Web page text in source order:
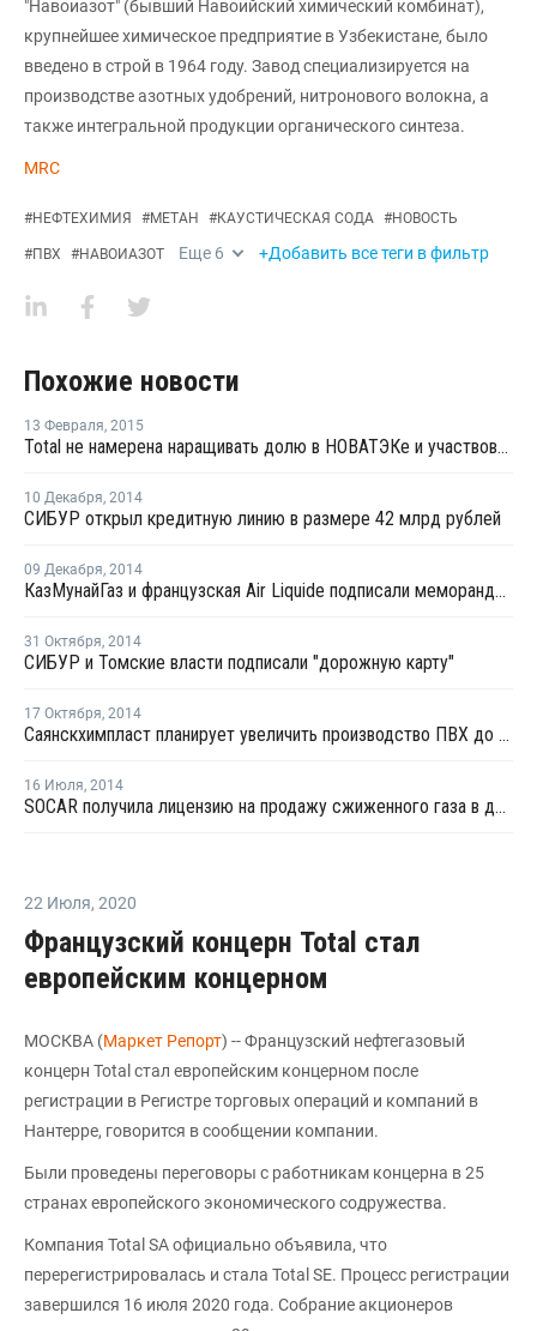
"Навоиазот" (бывший Навоийский химический комбинат),
крупнейшее химическое предприятие в Узбекистане, было
введено в строй в 1964 году. Завод специализируется на
производстве азотных удобрений, нитронового волокна, а
также интегральной продукции органического синтеза.
MRC
#НЕФТЕХИМИЯ #МЕТАН #КАУСТИЧЕСКАЯ СОДА #НОВОСТЬ
#ПВХ #НАВОИАЗОТ Еще 6 +Добавить все теги в фильтр
Похожие новости
13 Февраля, 2015
Total не намерена наращивать долю в НОВАТЭКе и участвовать в Baltic LNG
10 Декабря, 2014
СИБУР открыл кредитную линию в размере 42 млрд рублей
09 Декабря, 2014
КазМунайГаз и французская Air Liquide подписали меморандум о взаимопонимании
31 Октября, 2014
СИБУР и Томские власти подписали "дорожную карту"
17 Октября, 2014
Саянскхимпласт планирует увеличить производство ПВХ до 700 тыс. тонн в год
16 Июля, 2014
SOCAR получила лицензию на продажу сжиженного газа в двух регионах Турции
22 Июля, 2020
Французский концерн Total стал
европейским концерном
МОСКВА (Маркет Репорт) -- Французский нефтегазовый
концерн Total стал европейским концерном после
регистрации в Регистре торговых операций и компаний в
Нантерре, говорится в сообщении компании.
Были проведены переговоры с работникам концерна в 25
странах европейского экономического содружества.
Компания Total SA официально объявила, что
перерегистрировалась и стала Total SE. Процесс регистрации
завершился 16 июля 2020 года. Собрание акционеров